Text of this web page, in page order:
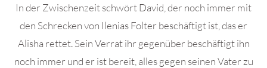
In der Zwischenzeit schwört David, der noch immer mit
den Schrecken von Ilenias Folter beschäftigt ist, das er
Alisha rettet. Sein Verrat ihr gegenüber beschäftigt ihn
noch immer und er ist bereit, alles gegen seinen Vater zu